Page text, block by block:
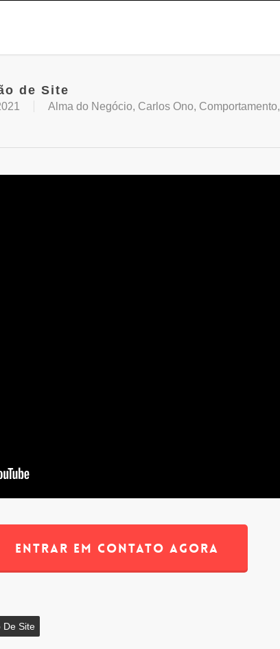
de Site
Alma do Negócio, Carlos Ono, Comportamento,
ENTRAR EM CONTATO AGORA
De Site